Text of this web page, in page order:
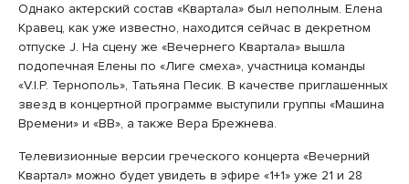
Однако актерский состав «Квартала» был неполным. Елена
Кравец, как уже известно, находится сейчас в декретном
отпуске J. На сцену же «Вечернего Квартала» вышла
подопечная Елены по «Лиге смеха», участница команды
«V.I.P. Тернополь», Татьяна Песик. В качестве приглашенных
звезд в концертной программе выступили группы «Машина
Времени» и «ВВ», а также Вера Брежнева.
Телевизионные версии греческого концерта «Вечерний
Квартал» можно будет увидеть в эфире «1+1» уже 21 и 28